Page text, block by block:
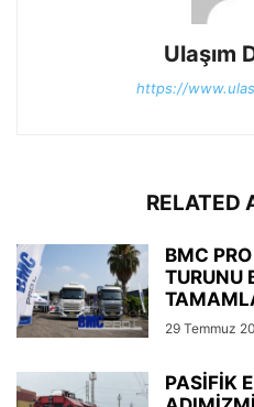
Ulaşım
https://
RELATED
BMC
TURUNU
29 Temmuz
PASİFİK